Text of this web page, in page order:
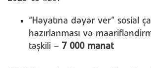
“Həyatına dəyər ver” sosial
hazırlanması və
təşkili – 7 000 manat